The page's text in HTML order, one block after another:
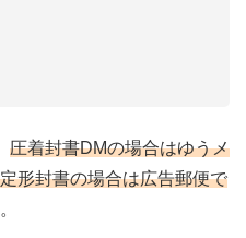
圧着封書DMの場合はゆうメ
形封書の場合は広告郵便で